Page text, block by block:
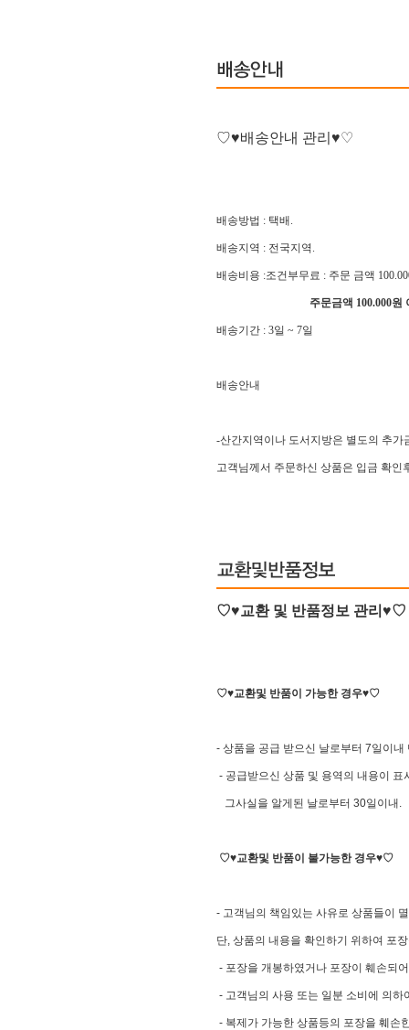
♡♥배송안내 관리 ♥♡
배송방법 : 택배.
배송지역 : 전국지역.
배송비용 :조건부무료 : 주문 금액
주문금액 100.000원
배송기간 : 3일 ~ 7일
배송안내
-산간지역이나 도서지방은 별도의 추
고객님께서 주문하신 상품은 입금 확
♡♥교환 및 반품정보 관리♥♡
♡♥교환및 반품이 가능한 경우♥♡
- 상품을 공급 받으신 날로부터 7일이
- 공급받으신 상품 및 용역의 내용이
그사실을 알게된 날로부터 30일이내.
♡♥교환및 반품이 불가능한 경우♥♡
- 고객님의 책임있는 사유로 상품들이
단, 상품의 내용을 확인하기 위하여 포
- 포장을 개봉하였거나 포장이 훼손되
- 고객님의 사용 또는 일분 소비에 의
- 복제가 가능한 상품등의 포장을 훼손